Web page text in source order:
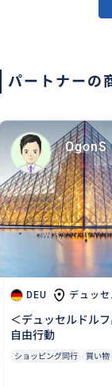
パートナーの
DEU デュッ
＜デュッセルドル
自由行動
ショッピング同行 買い物
OgonS